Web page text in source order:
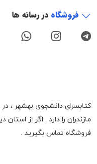
فروشگاه در رسانه ها
کتابسرای دانشجوی بهشهر ،
مازندران را دارد . اگر از
فروشگاه تماس بگیرید .